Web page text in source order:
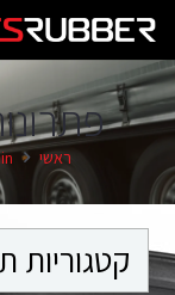
ראשי
קטגוריות